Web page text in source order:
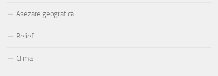
Asezare geografica
Relief
Clima